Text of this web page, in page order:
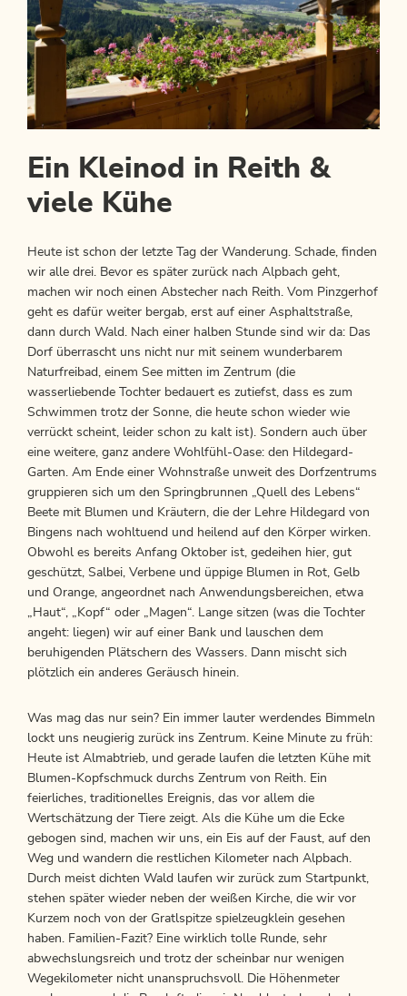
Ein Kleinod in Reith &
viele Kühe
Heute ist schon der letzte Tag der Wanderung. Schade, finden
wir alle drei. Bevor es später zurück nach Alpbach geht,
machen wir noch einen Abstecher nach Reith. Vom Pinzgerhof
geht es dafür weiter bergab, erst auf einer Asphaltstraße,
dann durch Wald. Nach einer halben Stunde sind wir da: Das
Dorf überrascht uns nicht nur mit seinem wunderbarem
Naturfreibad, einem See mitten im Zentrum (die
wasserliebende Tochter bedauert es zutiefst, dass es zum
Schwimmen trotz der Sonne, die heute schon wieder wie
verrückt scheint, leider schon zu kalt ist). Sondern auch über
eine weitere, ganz andere Wohlfühl-Oase: den Hildegard-
Garten. Am Ende einer Wohnstraße unweit des Dorfzentrums
gruppieren sich um den Springbrunnen „Quell des Lebens“
Beete mit Blumen und Kräutern, die der Lehre Hildegard von
Bingens nach wohltuend und heilend auf den Körper wirken.
Obwohl es bereits Anfang Oktober ist, gedeihen hier, gut
geschützt, Salbei, Verbene und üppige Blumen in Rot, Gelb
und Orange, angeordnet nach Anwendungsbereichen, etwa
„Haut“, „Kopf“ oder „Magen“. Lange sitzen (was die Tochter
angeht: liegen) wir auf einer Bank und lauschen dem
beruhigenden Plätschern des Wassers. Dann mischt sich
plötzlich ein anderes Geräusch hinein.
Was mag das nur sein? Ein immer lauter werdendes Bimmeln
lockt uns neugierig zurück ins Zentrum. Keine Minute zu früh:
Heute ist Almabtrieb, und gerade laufen die letzten Kühe mit
Blumen-Kopfschmuck durchs Zentrum von Reith. Ein
feierliches, traditionelles Ereignis, das vor allem die
Wertschätzung der Tiere zeigt. Als die Kühe um die Ecke
gebogen sind, machen wir uns, ein Eis auf der Faust, auf den
Weg und wandern die restlichen Kilometer nach Alpbach.
Durch meist dichten Wald laufen wir zurück zum Startpunkt,
stehen später wieder neben der weißen Kirche, die wir vor
Kurzem noch von der Gratlspitze spielzeugklein gesehen
haben. Familien-Fazit? Eine wirklich tolle Runde, sehr
abwechslungsreich und trotz der scheinbar nur wenigen
Wegekilometer nicht unanspruchsvoll. Die Höhenmeter